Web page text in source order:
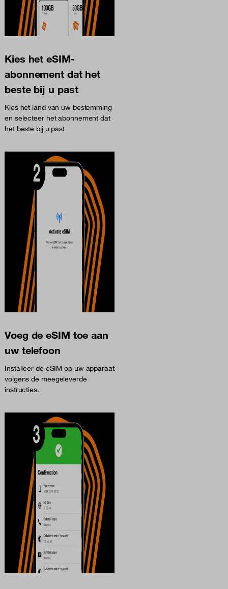
Kies het eSIM-
abonnement dat het
beste bij u past
Kies het land van uw bestemming
en selecteer het abonnement dat
het beste bij u past
Voeg de eSIM toe aan
uw telefoon
Installeer de eSIM op uw apparaat
volgens de meegeleverde
instructies.